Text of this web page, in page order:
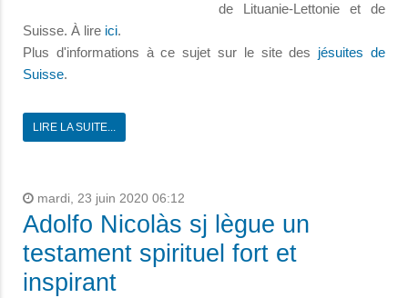
de Lituanie-Lettonie et de
Suisse. À lire ici.
Plus d'informations à ce sujet sur le site des jésuites de
Suisse.
LIRE LA SUITE...
mardi, 23 juin 2020 06:12
Adolfo Nicolàs sj lègue un
testament spirituel fort et
inspirant